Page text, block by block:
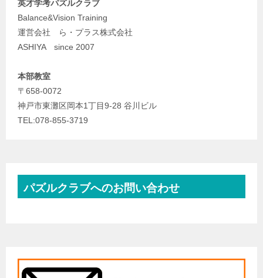
英才学考パズルクラブ
Balance&Vision Training
運営会社 ら・プラス株式会社
ASHIYA since 2007
本部教室
〒658-0072
神戸市東灘区岡本1丁目9-28 谷川ビル
TEL:078-855-3719
パズルクラブへのお問い合わせ